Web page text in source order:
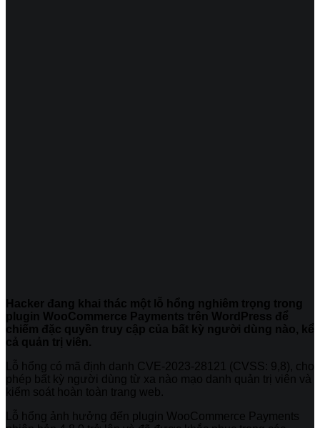
Hacker đang khai thác một lỗ hổng nghiêm trọng trong
plugin WooCommerce Payments trên WordPress để
chiếm đặc quyền truy cập của bất kỳ người dùng nào, kể
cả quản trị viên.
Lỗ hổng có mã định danh CVE-2023-28121 (CVSS: 9,8), cho
phép bất kỳ người dùng từ xa nào mạo danh quản trị viên và
kiểm soát hoàn toàn trang web.
Lỗ hổng ảnh hưởng đến plugin WooCommerce Payments